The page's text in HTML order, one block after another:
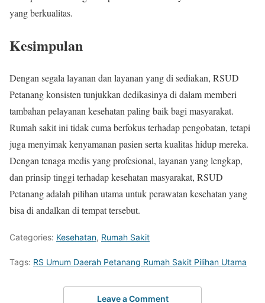
yang berkualitas.
Kesimpulan
Dengan segala layanan dan layanan yang di sediakan, RSUD
Petanang konsisten tunjukkan dedikasinya di dalam memberi
tambahan pelayanan kesehatan paling baik bagi masyarakat.
Rumah sakit ini tidak cuma berfokus terhadap pengobatan, tetapi
juga menyimak kenyamanan pasien serta kualitas hidup mereka.
Dengan tenaga medis yang profesional, layanan yang lengkap,
dan prinsip tinggi terhadap kesehatan masyarakat, RSUD
Petanang adalah pilihan utama untuk perawatan kesehatan yang
bisa di andalkan di tempat tersebut.
Categories: Kesehatan, Rumah Sakit
Tags: RS Umum Daerah Petanang Rumah Sakit Pilihan Utama
Leave a Comment